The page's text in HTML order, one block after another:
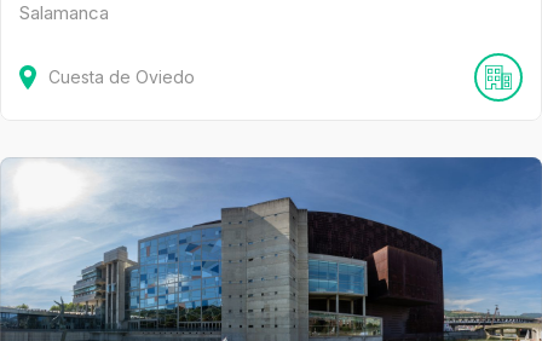
Salamanca
Cuesta de Oviedo